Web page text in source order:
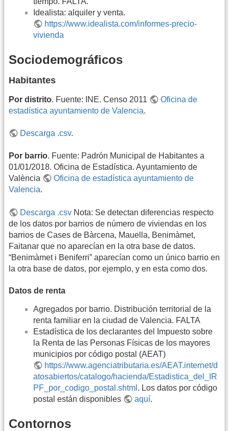
Idealista: alquiler y venta.
https://www.idealista.com/informes-precio-
vivienda
Sociodemográficos
Habitantes
Por distrito. Fuente: INE. Censo 2011
Oficina de
estadística ayuntamiento de Valencia.
Descarga .csv.
Por barrio. Fuente: Padrón Municipal de Habitantes a
01/01/2018. Oficina de Estadística. Ayuntamiento de
València
Oficina de estadística ayuntamiento de
Valencia.
Descarga .csv Nota: Se detectan diferencias respecto
de los datos por barrios de número de viviendas en los
barrios de Cases de Bàrcena, Mauella, Benimàmet,
Faitanar que no aparecían en la otra base de datos.
“Benimàmet i Beniferri” aparecían como un único barrio en
la otra base de datos, por ejemplo, y en esta como dos.
Datos de renta
Agregados por barrio. Distribución territorial de la
renta familiar en la ciudad de Valencia. FALTA
Estadística de los declarantes del Impuesto sobre
la Renta de las Personas Físicas de los mayores
municipios por código postal (AEAT)
https://www.agenciatributaria.es/AEAT.internet/d
atosabiertos/catalogo/hacienda/Estadistica_del_IR
PF_por_codigo_postal.shtml . Los datos por código
postal están disponibles
aquí.
Contornos